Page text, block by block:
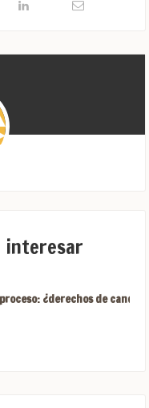
interesar
proceso: ¿derechos de